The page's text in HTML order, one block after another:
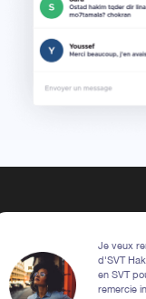
Je veux
d'SVT
en SVT
remercie